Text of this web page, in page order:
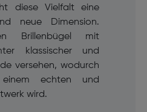
diese Vielfalt eine
neue Dimension.
Brillenbügel mit
klassischer und
versehen, wodurch
echten und
wird.